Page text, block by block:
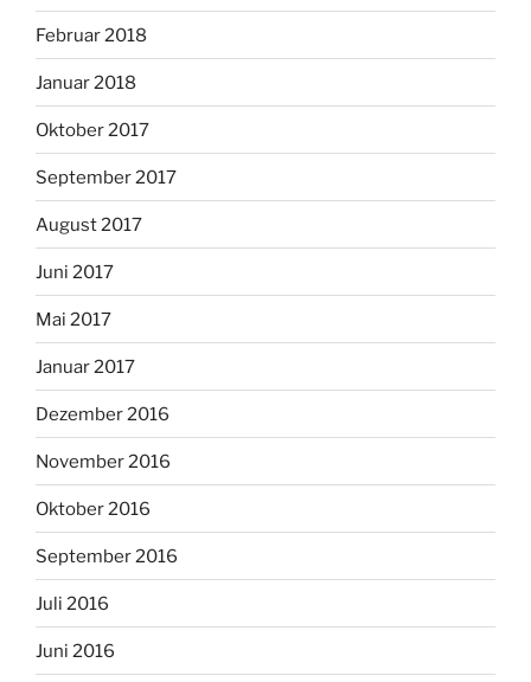
Februar 2018
Januar 2018
Oktober 2017
September 2017
August 2017
Juni 2017
Mai 2017
Januar 2017
Dezember 2016
November 2016
Oktober 2016
September 2016
Juli 2016
Juni 2016